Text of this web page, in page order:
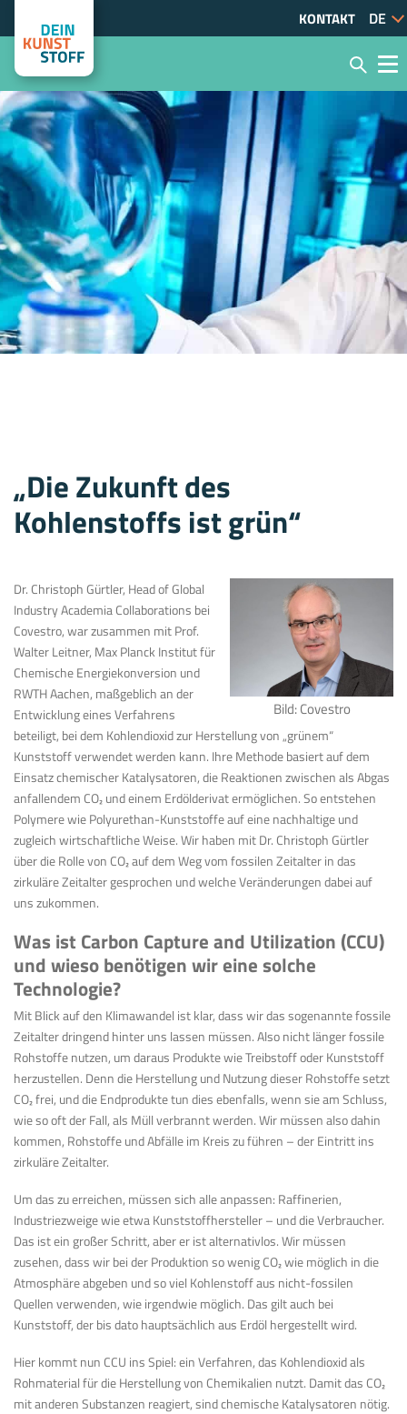
KONTAKT
„Die Zukunft des
Kohlenstoffs ist grün“
Bild: Covestro
Dr. Christoph Gürtler, Head of Global
Industry Academia Collabo­rations bei
Covestro, war zusammen mit Prof.
Walter Leitner, Max Planck Institut für
Chemische Energie­konversion und
RWTH Aachen, maßgeblich an der
Entwicklung eines Verfahrens
beteiligt, bei dem Kohlen­dioxid zur Herstellung von „grünem“
Kunststoff verwendet werden kann. Ihre Methode basiert auf dem
Einsatz chemischer Katalysatoren, die Reaktionen zwischen als Abgas
anfallendem CO₂und einem Erdölderivat ermöglichen. So entstehen
Polymere wie Polyurethan-Kunststoffe auf eine nachhaltige und
zugleich wirtschaftliche Weise. Wir haben mit Dr. Christoph Gürtler
über die Rolle von CO₂auf dem Weg vom fossilen Zeitalter in das
zirkuläre Zeitalter gesprochen und welche Veränderungen dabei auf
uns zukommen.
Was ist Carbon Capture and Utilization (CCU)
und wieso benötigen wir eine solche
Technologie?
Mit Blick auf den Klimawandel ist klar, dass wir das sogenannte fossile
Zeitalter dringend hinter uns lassen müssen. Also nicht länger fossile
Rohstoffe nutzen, um daraus Produkte wie Treibstoff oder Kunststoff
herzustellen. Denn die Herstellung und Nutzung dieser Rohstoffe setzt
CO₂frei, und die Endprodukte tun dies ebenfalls, wenn sie am Schluss,
wie so oft der Fall, als Müll verbrannt werden. Wir müssen also dahin
kommen, Rohstoffe und Abfälle im Kreis zu führen – der Eintritt ins
zirkuläre Zeitalter.
Um das zu erreichen, müssen sich alle anpassen: Raffinerien,
Industriezweige wie etwa Kunststoffhersteller – und die Verbraucher.
Das ist ein großer Schritt, aber er ist alternativlos. Wir müssen
zusehen, dass wir bei der Produktion so wenig CO₂wie möglich in die
Atmosphäre abgeben und so viel Kohlenstoff aus nicht-fossilen
Quellen verwenden, wie irgendwie möglich. Das gilt auch bei
Kunststoff, der bis dato hauptsächlich aus Erdöl hergestellt wird.
Hier kommt nun CCU ins Spiel: ein Verfahren, das Kohlendioxid als
Rohmaterial für die Herstellung von Chemikalien nutzt. Damit das CO₂
mit anderen Substanzen reagiert, sind chemische Katalysatoren nötig.